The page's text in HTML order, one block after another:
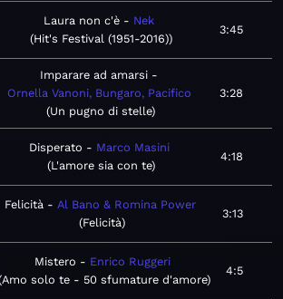
Laura non c'è
Nek
Hit's Festival (1951-2016)
3:45
Imparare ad amarsi
Ornella Vanoni, Bungaro, Pacifico
Un pugno di stelle
3:28
Disperato
Marco Masini
L'amore sia con te
4:18
Felicità
Al Bano & Romina Power
Felicità
3:13
Mistero
Enrico Ruggeri
Amo solo te - 50 sfumature d'amore
4:5